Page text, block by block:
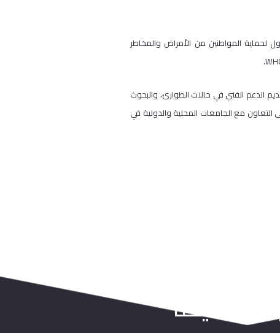
العمل كخط الدفاع الأول لحماية المواطنين من الأمراض والمخاطر
الدعم الفني في حالات الطوارئ، والبحوث
التعاون مع الجامعات المحلية والدولية في
أيضا